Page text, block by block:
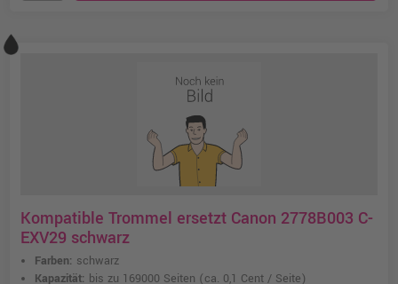
Kompatible Trommel ersetzt Canon 2778B003 C-
EXV29 schwarz
Farben: schwarz
Kapazität: bis zu 169000 Seiten (ca. 0,1 Cent / Seite)